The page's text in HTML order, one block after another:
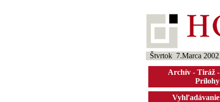
Štvrtok 7.Marca 2002
Archív - Tiráž -
Prílohy
Vyhľadávanie